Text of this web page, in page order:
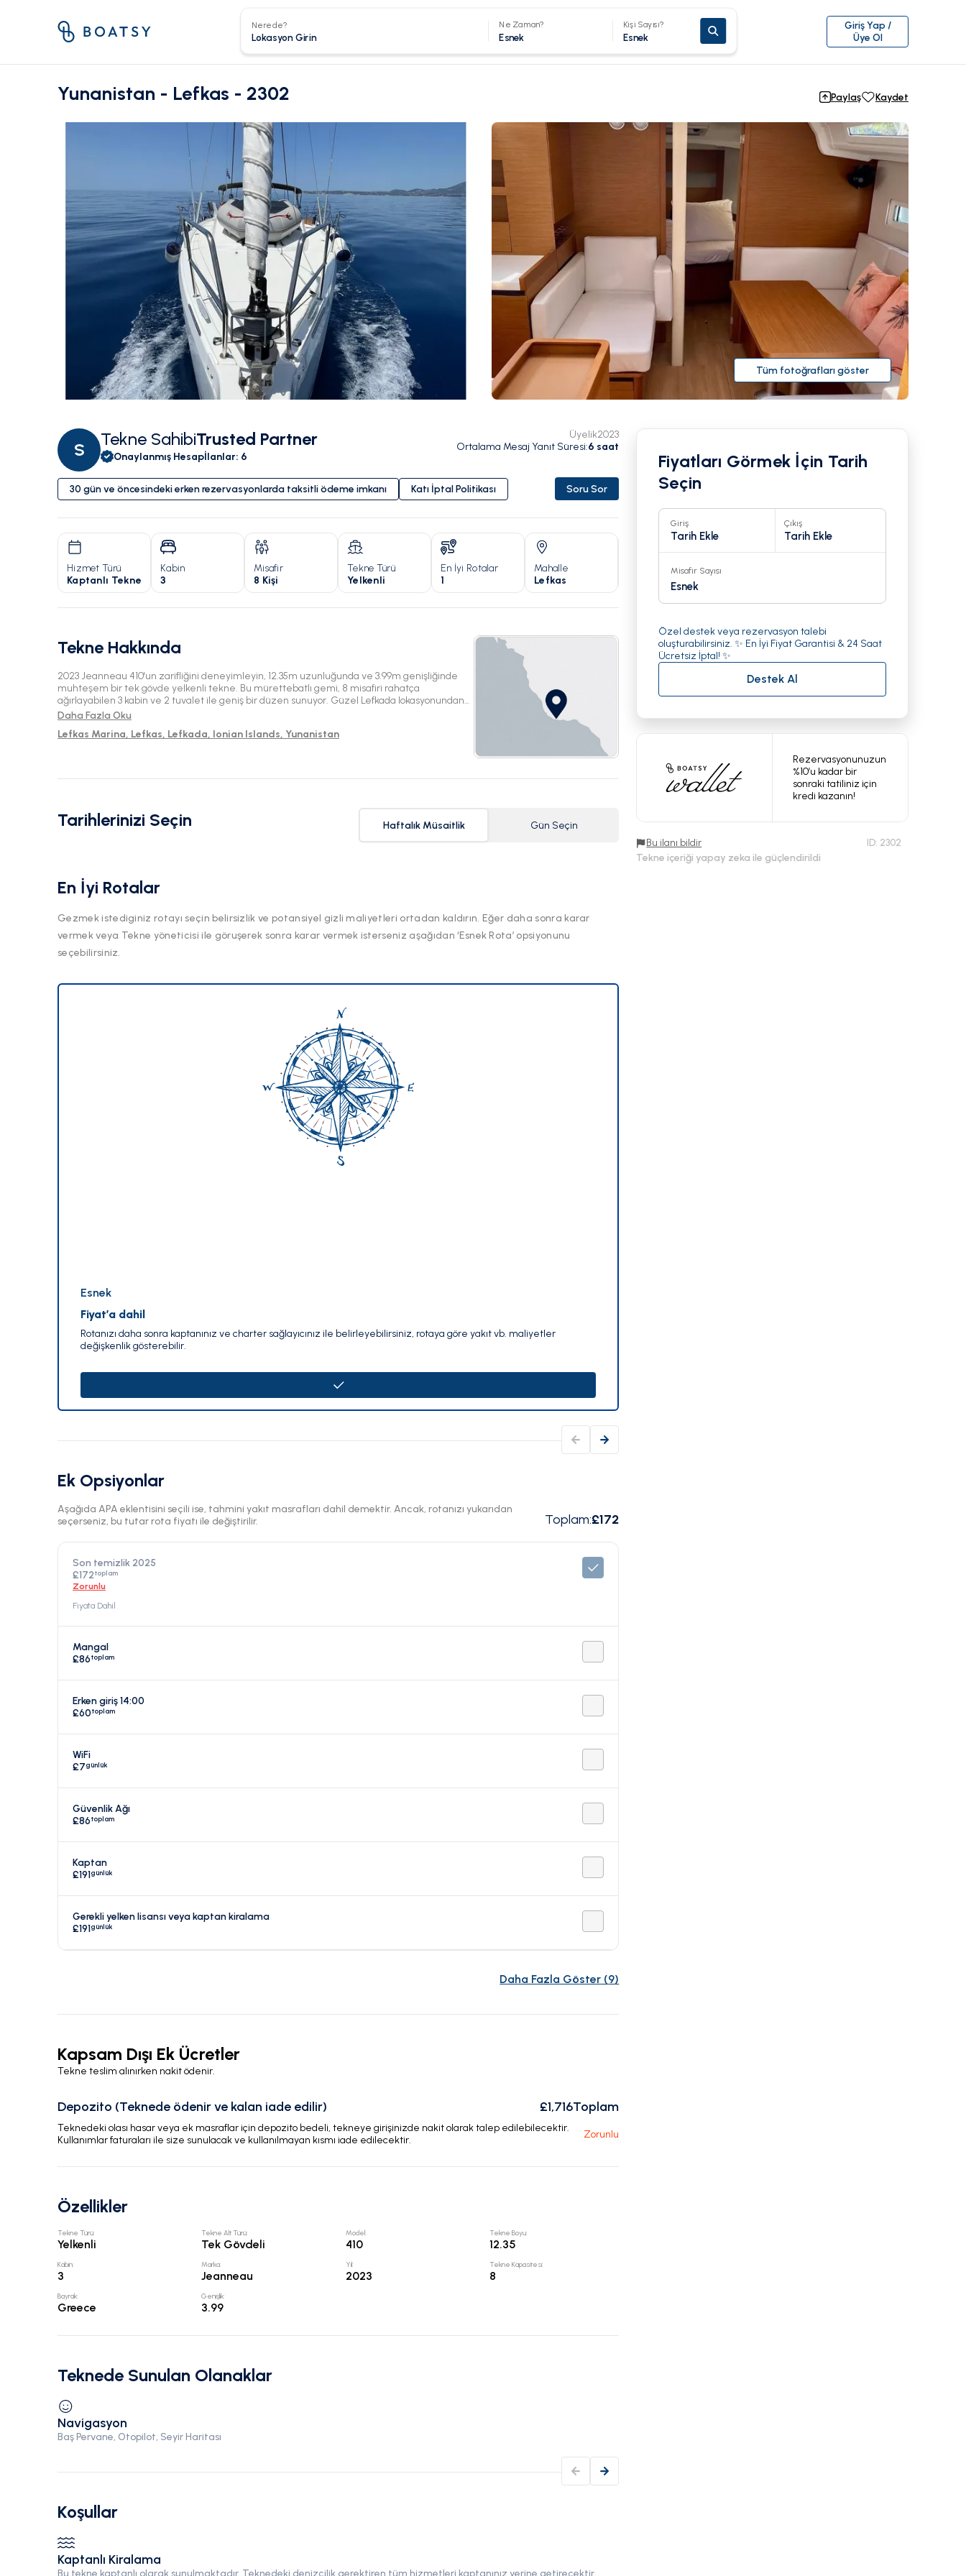
Nerede? Ne Zaman?
Esnek
Kişi Sayısı?
Esnek
Giriş Yap /
Üye Ol
Yunanistan - Lefkas - 2302 Paylaş Kaydet
Tüm fotoğrafları göster
S
Tekne SahibiTrusted Partner
Onaylanmış Hesapİlanlar: 6
Üyelik2023
Ortalama Mesaj Yanıt Süresi:6 saat
30 gün ve öncesindeki erken rezervasyonlarda taksitli ödeme imkanı Katı İptal Politikası Soru Sor
Hizmet Türü
Kaptanlı Tekne
Kabin
3
Misafir
8 Kişi
Tekne Türü
Yelkenli
En İyi Rotalar
1
Mahalle
Lefkas
Tekne Hakkında
2023 Jeanneau 410'un zarifliğini deneyimleyin, 12.35m uzunluğunda ve 3.99m genişliğinde
muhteşem bir tek gövde yelkenli tekne. Bu mürettebatlı gemi, 8 misafiri rahatça
ağırlayabilen 3 kabin ve 2 tuvalet ile geniş bir düzen sunuyor. Güzel Lefkada lokasyonundan
yola çıkın ve unutulmaz bir yelken macerasının tadını çıkarın.
Daha Fazla Oku
Lefkas Marina, Lefkas, Lefkada, Ionian Islands, Yunanistan
Tarihlerinizi Seçin Haftalık Müsaitlik Gün Seçin
En İyi Rotalar
Gezmek istediginiz rotayı seçin belirsizlik ve potansiyel gizli maliyetleri ortadan kaldırın. Eğer daha sonra karar
vermek veya Tekne yöneticisi ile göruşerek sonra karar vermek isterseniz aşağıdan ‘Esnek Rota’ opsiyonunu
seçebilirsiniz.
Esnek
Fiyat’a dahil
Rotanızı daha sonra kaptanınız ve charter sağlayıcınız ile belirleyebilirsiniz, rotaya göre yakıt vb. maliyetler
değişkenlik gösterebilir.
Ek Opsiyonlar
Aşağıda APA eklentisini seçili ise, tahmini yakıt masrafları dahil demektir. Ancak, rotanızı yukarıdan
seçerseniz, bu tutar rota fiyatı ile değiştirilir.
Toplam:£172
Son temizlik 2025
£172toplam
Zorunlu
Fiyata Dahil
Mangal
£86toplam
Erken giriş 14:00
£60toplam
WiFi
£7günlük
Güvenlik Ağı
£86toplam
Kaptan
£191günlük
Gerekli yelken lisansı veya kaptan kiralama
£191günlük
Daha Fazla Göster (9)
Kapsam Dışı Ek Ücretler
Tekne teslim alınırken nakit ödenir.
Depozito (Teknede ödenir ve kalan iade edilir) £1,716Toplam
Teknedeki olası hasar veya ek masraflar için depozito bedeli, tekneye girişinizde nakit olarak talep edilebilecektir.
Kullanımlar faturaları ile size sunulacak ve kullanılmayan kısmı iade edilecektir.
Zorunlu
Özellikler
Tekne Türü:
Yelkenli
Tekne Alt Türü:
Tek Gövdeli
Model:
410
Tekne Boyu:
12.35
Kabin:
3
Marka:
Jeanneau
Yıl:
2023
Tekne Kapasitesi:
8
Bayrak:
Greece
Genişlik:
3.99
Teknede Sunulan Olanaklar
Navigasyon
Baş Pervane, Otopilot, Seyir Haritası
Koşullar
Kaptanlı Kiralama
Bu tekne kaptanlı olarak sunulmaktadır. Teknedeki denizcilik gerektiren tüm hizmetleri kaptanınız yerine getirecektir.
Fiyatları Görmek İçin Tarih
Seçin
Giriş
Tarih Ekle
Çıkış
Tarih Ekle
Misafir Sayısı
Esnek
Özel destek veya rezervasyon talebi
oluşturabilirsiniz. ✨ En İyi Fiyat Garantisi & 24 Saat
Ücretsiz İptal! ✨
Destek Al
Rezervasyonunuzun
%10’u kadar bir
sonraki tatiliniz için
kredi kazanın!
Bu ilanı bildir ID: 2302
Tekne içeriği yapay zeka ile güçlendirildi